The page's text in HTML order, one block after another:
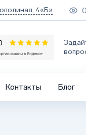
4«Б» 0
Контакты Блог